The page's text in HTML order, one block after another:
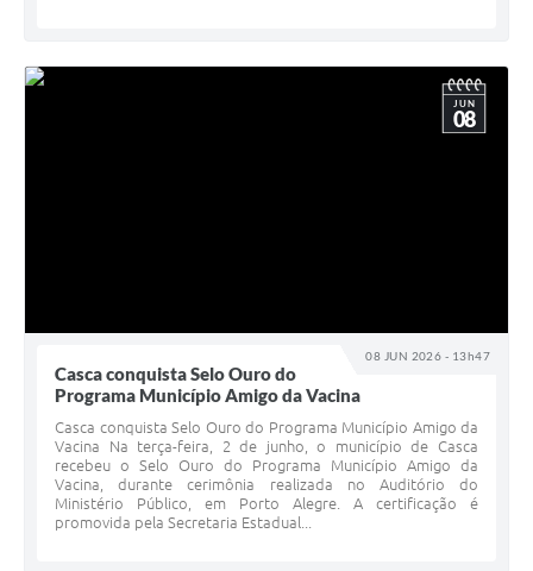
08 JUN 2026 - 13h47
JUN
08
Casca conquista Selo Ouro do
Programa Município Amigo da Vacina
Casca conquista Selo Ouro do Programa Município Amigo da
Vacina Na terça-feira, 2 de junho, o município de Casca
recebeu o Selo Ouro do Programa Município Amigo da
Vacina, durante cerimônia realizada no Auditório do
Ministério Público, em Porto Alegre. A certificação é
promovida pela Secretaria Estadual...